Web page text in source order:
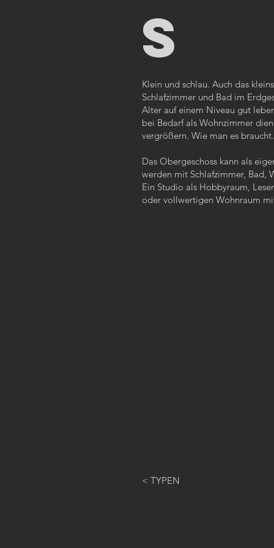
S
Klein und schlau. Auch das
Schlafzimmer und Bad im
Alter auf einem Niveau gut
bei Bedarf als Wohnzimmer
vergrößern. Wie man es braucht.
Das Obergeschoss kann als
werden mit Schlafzimmer, Bad,
Ein Studio als Hobbyraum,
oder vollwertigen Wohnraum
< TYPEN